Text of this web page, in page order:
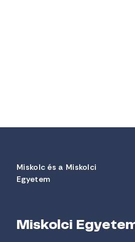
Miskolc és a Miskolci
Egyetem
Miskolci